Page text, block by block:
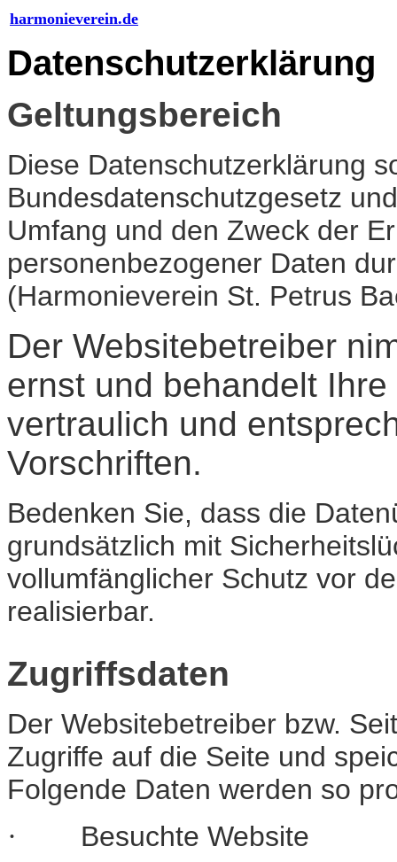
harmonieverein.de
Datenschutzerklärung
Geltungsbereich
Diese Datenschutzerklärung
Bundesdatenschutzgesetz
Umfang und den Zweck der
personenbezogener Daten
(Harmonieverein St. Petrus
Der Websitebetreiber
ernst und behandelt
vertraulich und
Vorschriften.
Bedenken Sie, dass die
grundsätzlich mit
vollumfänglicher Schutz vor
realisierbar.
Zugriffsdaten
Der Websitebetreiber bzw.
Zugriffe auf die Seite und
Folgende Daten werden so
·
Besuchte Website